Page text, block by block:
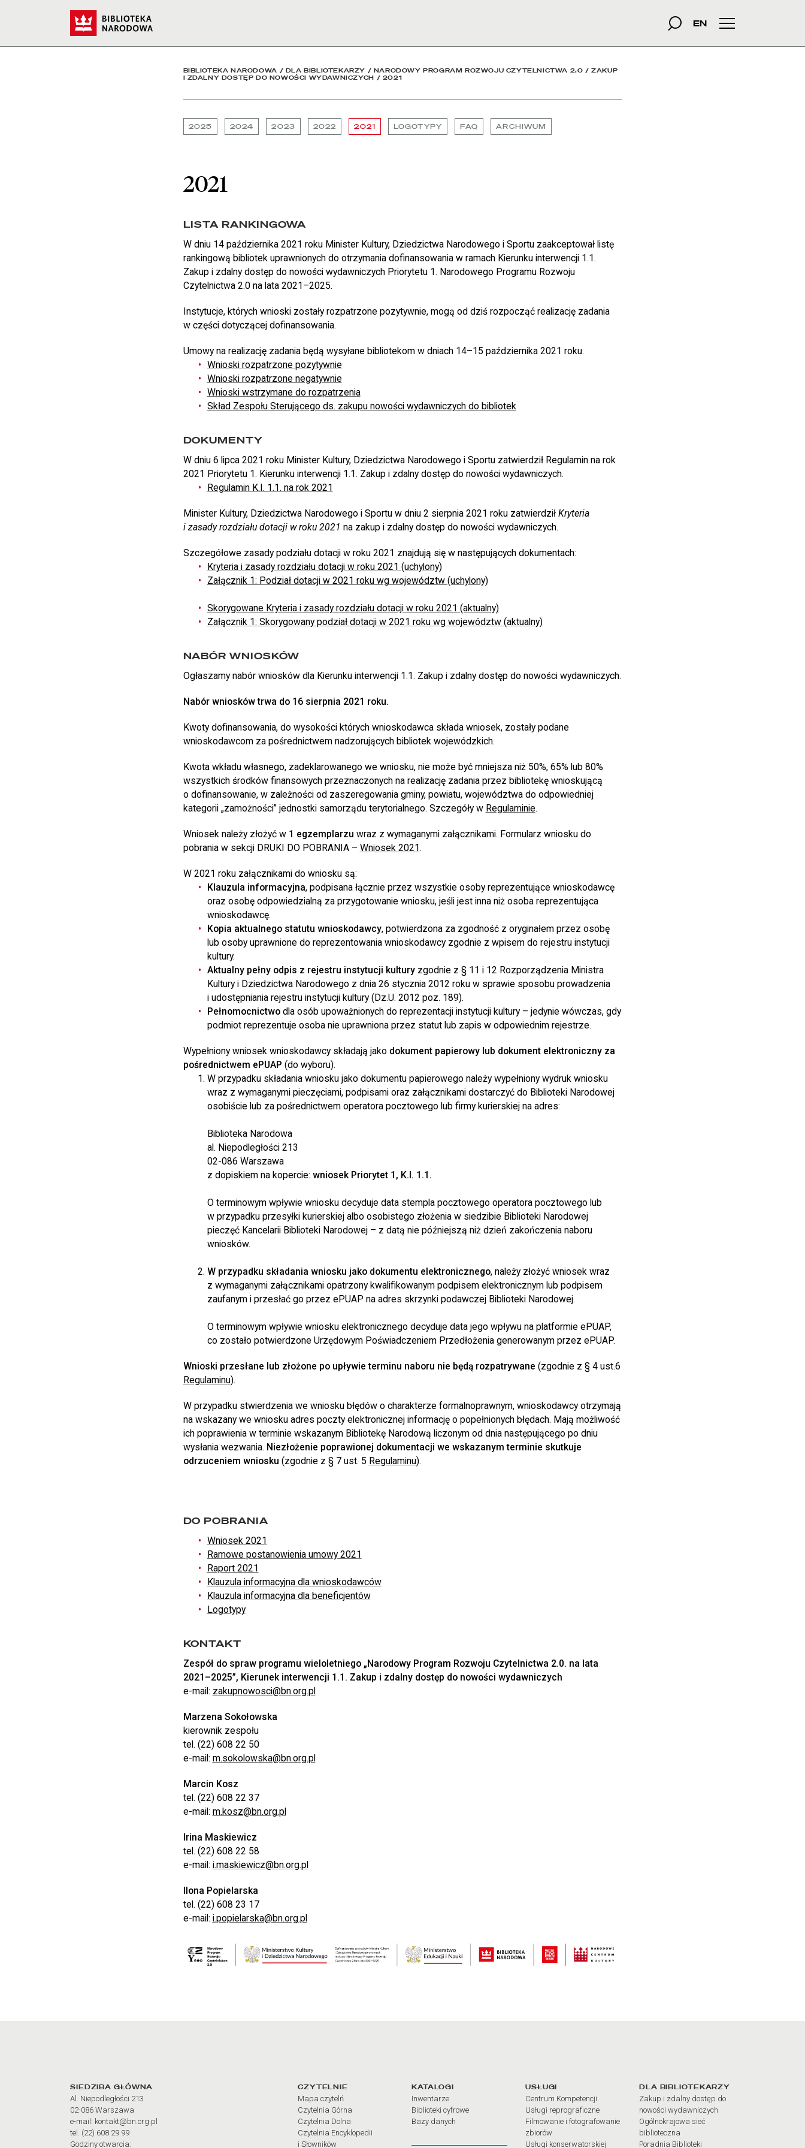
2021 - Biblioteka Narodowa szukana fraza
Szukaj
EN Menu główne
BIBLIOTEKA NARODOWA / DLA BIBLIOTEKARZY / NARODOWY PROGRAM ROZWOJU CZYTELNICTWA 2.0 /ZAKUP
I ZDALNY DOSTĘP DO NOWOŚCI WYDAWNICZYCH / 2021
2025 2024 2023 2022 2021 LOGOTYPY FAQ ARCHIWUM
2021
LISTA RANKINGOWA
W dniu 14 października 2021 roku Minister Kultury, Dziedzictwa Narodowego i Sportu zaakceptował listę
rankingową bibliotek uprawnionych do otrzymania dofinansowania w ramach Kierunku interwencji 1.1.
Zakup i zdalny dostęp do nowości wydawniczych Priorytetu 1. Narodowego Programu Rozwoju
Czytelnictwa 2.0 na lata 2021–2025.
Instytucje, których wnioski zostały rozpatrzone pozytywnie, mogą od dziś rozpocząć realizację zadania
w części dotyczącej dofinansowania.
Umowy na realizację zadania będą wysyłane bibliotekom w dniach 14–15 października 2021 roku.
Wnioski rozpatrzone pozytywnie
Wnioski rozpatrzone negatywnie
Wnioski wstrzymane do rozpatrzenia
Skład Zespołu Sterującego ds. zakupu nowości wydawniczych do bibliotek
DOKUMENTY
W dniu 6 lipca 2021 roku Minister Kultury, Dziedzictwa Narodowego i Sportu zatwierdził Regulamin na rok
2021 Priorytetu 1. Kierunku interwencji 1.1. Zakup i zdalny dostęp do nowości wydawniczych.
Regulamin K.I. 1.1. na rok 2021
Minister Kultury, Dziedzictwa Narodowego i Sportu w dniu 2 sierpnia 2021 roku zatwierdził Kryteria
i zasady rozdziału dotacji w roku 2021 na zakup i zdalny dostęp do nowości wydawniczych.
Szczegółowe zasady podziału dotacji w roku 2021 znajdują się w następujących dokumentach:
Kryteria i zasady rozdziału dotacji w roku 2021 (uchylony)
Załącznik 1: Podział dotacji w 2021 roku wg województw (uchylony)
Skorygowane Kryteria i zasady rozdziału dotacji w roku 2021 (aktualny)
Załącznik 1: Skorygowany podział dotacji w 2021 roku wg województw (aktualny)
NABÓR WNIOSKÓW
Ogłaszamy nabór wniosków dla Kierunku interwencji 1.1. Zakup i zdalny dostęp do nowości wydawniczych.
Nabór wniosków trwa do 16 sierpnia 2021 roku.
Kwoty dofinansowania, do wysokości których wnioskodawca składa wniosek, zostały podane
wnioskodawcom za pośrednictwem nadzorujących bibliotek wojewódzkich.
Kwota wkładu własnego, zadeklarowanego we wniosku, nie może być mniejsza niż 50%, 65% lub 80%
wszystkich środków finansowych przeznaczonych na realizację zadania przez bibliotekę wnioskującą
o dofinansowanie, w zależności od zaszeregowania gminy, powiatu, województwa do odpowiedniej
kategorii „zamożności” jednostki samorządu terytorialnego. Szczegóły w Regulaminie.
Wniosek należy złożyć w 1 egzemplarzu wraz z wymaganymi załącznikami. Formularz wniosku do
pobrania w sekcji DRUKI DO POBRANIA – Wniosek 2021.
W 2021 roku załącznikami do wniosku są:
Klauzula informacyjna, podpisana łącznie przez wszystkie osoby reprezentujące wnioskodawcę
oraz osobę odpowiedzialną za przygotowanie wniosku, jeśli jest inna niż osoba reprezentująca
wnioskodawcę.
Kopia aktualnego statutu wnioskodawcy, potwierdzona za zgodność z oryginałem przez osobę
lub osoby uprawnione do reprezentowania wnioskodawcy zgodnie z wpisem do rejestru instytucji
kultury.
Aktualny pełny odpis z rejestru instytucji kulturyzgodnie z § 11 i 12 Rozporządzenia Ministra
Kultury i Dziedzictwa Narodowego z dnia 26 stycznia 2012 roku w sprawie sposobu prowadzenia
i udostępniania rejestru instytucji kultury (Dz.U. 2012 poz. 189).
Pełnomocnictwodla osób upoważnionych do reprezentacji instytucji kultury – jedynie wówczas, gdy
podmiot reprezentuje osoba nie uprawniona przez statut lub zapis w odpowiednim rejestrze.
Wypełniony wniosek wnioskodawcy składają jako dokument papierowy lub dokument elektroniczny za
pośrednictwem ePUAP (do wyboru).
W przypadku składania wniosku jako dokumentu papierowego należy wypełniony wydruk wniosku
wraz z wymaganymi pieczęciami, podpisami oraz załącznikami dostarczyć do Biblioteki Narodowej
osobiście lub za pośrednictwem operatora pocztowego lub firmy kurierskiej na adres:
Biblioteka Narodowa
al. Niepodległości 213
02-086 Warszawa
z dopiskiem na kopercie: wniosek Priorytet 1, K.I. 1.1.
O terminowym wpływie wniosku decyduje data stempla pocztowego operatora pocztowego lub
w przypadku przesyłki kurierskiej albo osobistego złożenia w siedzibie Biblioteki Narodowej
pieczęć Kancelarii Biblioteki Narodowej – z datą nie późniejszą niż dzień zakończenia naboru
wniosków.
W przypadku składania wniosku jako dokumentu elektronicznego, należy złożyć wniosek wraz
z wymaganymi załącznikami opatrzony kwalifikowanym podpisem elektronicznym lub podpisem
zaufanym i przesłać go przez ePUAP na adres skrzynki podawczej Biblioteki Narodowej.
O terminowym wpływie wniosku elektronicznego decyduje data jego wpływu na platformie ePUAP,
co zostało potwierdzone Urzędowym Poświadczeniem Przedłożenia generowanym przez ePUAP.
Wnioski przesłane lub złożone po upływie terminu naboru nie będą rozpatrywane (zgodnie z § 4 ust.6
Regulaminu).
W przypadku stwierdzenia we wniosku błędów o charakterze formalnoprawnym, wnioskodawcy otrzymają
na wskazany we wniosku adres poczty elektronicznej informację o popełnionych błędach. Mają możliwość
ich poprawienia w terminie wskazanym Bibliotekę Narodową liczonym od dnia następującego po dniu
wysłania wezwania. Niezłożenie poprawionej dokumentacji we wskazanym terminie skutkuje
odrzuceniem wniosku (zgodnie z § 7 ust. 5 Regulaminu).
DO POBRANIA
Wniosek 2021
Ramowe postanowienia umowy 2021
Raport 2021
Klauzula informacyjna dla wnioskodawców
Klauzula informacyjna dla beneficjentów
Logotypy
KONTAKT
Zespół do spraw programu wieloletniego „Narodowy Program Rozwoju Czytelnictwa 2.0. na lata
2021–2025”, Kierunek interwencji 1.1. Zakup i zdalny dostęp do nowości wydawniczych
e-mail: zakupnowosci@bn.org.pl
Marzena Sokołowska
kierownik zespołu
tel. (22) 608 22 50
e-mail: m.sokolowska@bn.org.pl
Marcin Kosz
tel. (22) 608 22 37
e-mail: m.kosz@bn.org.pl
Irina Maskiewicz
tel. (22) 608 22 58
e-mail: i.maskiewicz@bn.org.pl
Ilona Popielarska
tel. (22) 608 23 17
e-mail: i.popielarska@bn.org.pl
Adres oraz godziny otwarcia
SIEDZIBA GŁÓWNA
Al. Niepodległości 213
02-086 Warszawa
e-mail: kontakt@bn.org.pl
tel. (22) 608 29 99
Godziny otwarcia:
Linki do najważniejszych działów
CZYTELNIE
Mapa czytelń
Czytelnia Górna
Czytelnia Dolna
Czytelnia Encyklopedii
i Słowników
KATALOGI
Inwentarze
Biblioteki cyfrowe
Bazy danych
USŁUGI
Centrum Kompetencji
Usługi reprograficzne
Filmowanie i fotografowanie
zbiorów
Usługi konserwatorskiej
DLA BIBLIOTEKARZY
Zakup i zdalny dostęp do
nowości wydawniczych
Ogólnokrajowa sieć
biblioteczna
Poradnia Biblioteki